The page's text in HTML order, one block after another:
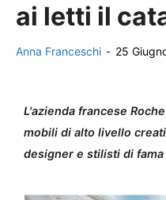
ai letti il
Anna Franceschi - 25
L'azienda francese
mobili di alto livello
designer e stilisti di fama